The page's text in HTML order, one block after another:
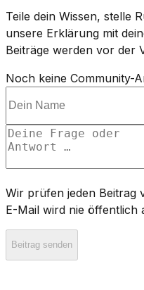
Teile dein Wissen, stelle
unsere Erklärung mit
Beiträge werden vor der
Noch keine Community-
Wir prüfen jeden Beitrag
E-Mail wird nie öffentlich
Beitrag senden